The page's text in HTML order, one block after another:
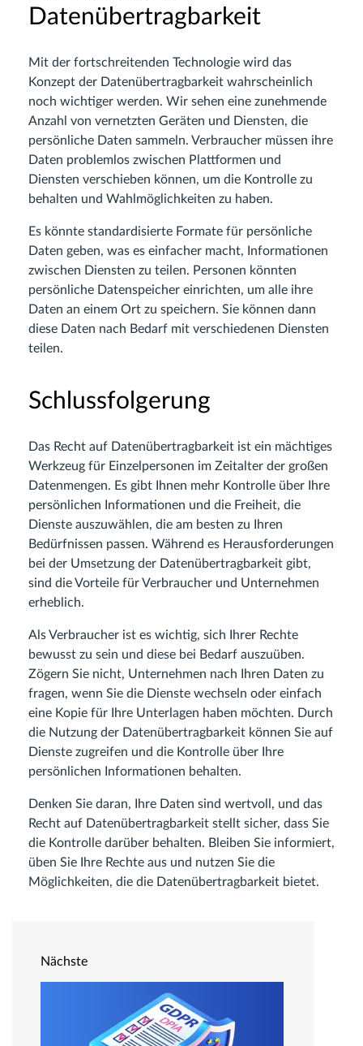
Datenübertragbarkeit
Mit der fortschreitenden Technologie wird das
Konzept der Datenübertragbarkeit wahrscheinlich
noch wichtiger werden. Wir sehen eine zunehmende
Anzahl von vernetzten Geräten und Diensten, die
persönliche Daten sammeln. Verbraucher müssen ihre
Daten problemlos zwischen Plattformen und
Diensten verschieben können, um die Kontrolle zu
behalten und Wahlmöglichkeiten zu haben.
Es könnte standardisierte Formate für persönliche
Daten geben, was es einfacher macht, Informationen
zwischen Diensten zu teilen. Personen könnten
persönliche Datenspeicher einrichten, um alle ihre
Daten an einem Ort zu speichern. Sie können dann
diese Daten nach Bedarf mit verschiedenen Diensten
teilen.
Schlussfolgerung
Das Recht auf Datenübertragbarkeit ist ein mächtiges
Werkzeug für Einzelpersonen im Zeitalter der großen
Datenmengen. Es gibt Ihnen mehr Kontrolle über Ihre
persönlichen Informationen und die Freiheit, die
Dienste auszuwählen, die am besten zu Ihren
Bedürfnissen passen. Während es Herausforderungen
bei der Umsetzung der Datenübertragbarkeit gibt,
sind die Vorteile für Verbraucher und Unternehmen
erheblich.
Als Verbraucher ist es wichtig, sich Ihrer Rechte
bewusst zu sein und diese bei Bedarf auszuüben.
Zögern Sie nicht, Unternehmen nach Ihren Daten zu
fragen, wenn Sie die Dienste wechseln oder einfach
eine Kopie für Ihre Unterlagen haben möchten. Durch
die Nutzung der Datenübertragbarkeit können Sie auf
Dienste zugreifen und die Kontrolle über Ihre
persönlichen Informationen behalten.
Denken Sie daran, Ihre Daten sind wertvoll, und das
Recht auf Datenübertragbarkeit stellt sicher, dass Sie
die Kontrolle darüber behalten. Bleiben Sie informiert,
üben Sie Ihre Rechte aus und nutzen Sie die
Möglichkeiten, die die Datenübertragbarkeit bietet.
Nächste